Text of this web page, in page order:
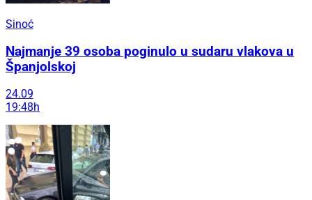
Sinoć
Najmanje 39 osoba poginulo u sudaru vlakova u
Španjolskoj
24.09
19:48h